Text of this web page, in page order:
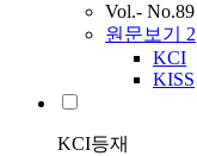
Vol.- No.89
원문보기 2
KCI
KISS
KCI등재